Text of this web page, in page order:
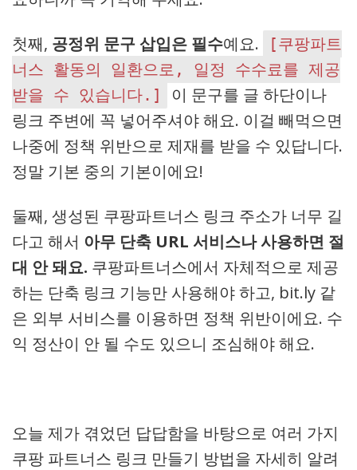
첫째, 공정위 문구 삽입은 필수예요.
[쿠팡파트
너스 활동의 일환으로, 일정 수수료를 제공
받을 수 있습니다.]
이 문구를 글 하단이나
링크 주변에 꼭 넣어주셔야 해요. 이걸 빼먹으면
나중에 정책 위반으로 제재를 받을 수 있답니다.
정말 기본 중의 기본이에요!
둘째, 생성된 쿠팡파트너스 링크 주소가 너무 길
다고 해서 아무 단축 URL 서비스나 사용하면 절
대 안 돼요. 쿠팡파트너스에서 자체적으로 제공
하는 단축 링크 기능만 사용해야 하고, bit.ly 같
은 외부 서비스를 이용하면 정책 위반이에요. 수
익 정산이 안 될 수도 있으니 조심해야 해요.
오늘 제가 겪었던 답답함을 바탕으로 여러 가지
쿠팡 파트너스 링크 만들기 방법을 자세히 알려